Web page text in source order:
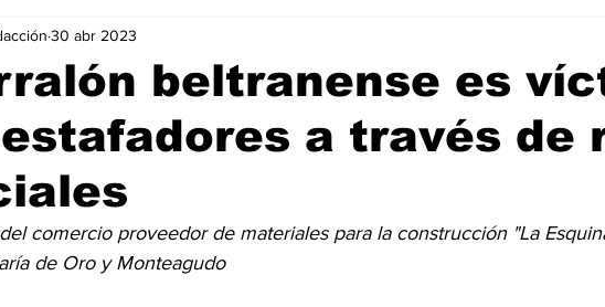
San Lorenzo
Departamento San Lorenzo Pujato Turismo Economía
beltranense es
a través de
30 abr 2023
comercio proveedor de materiales para la construcción "La
de Oro y Monteagudo